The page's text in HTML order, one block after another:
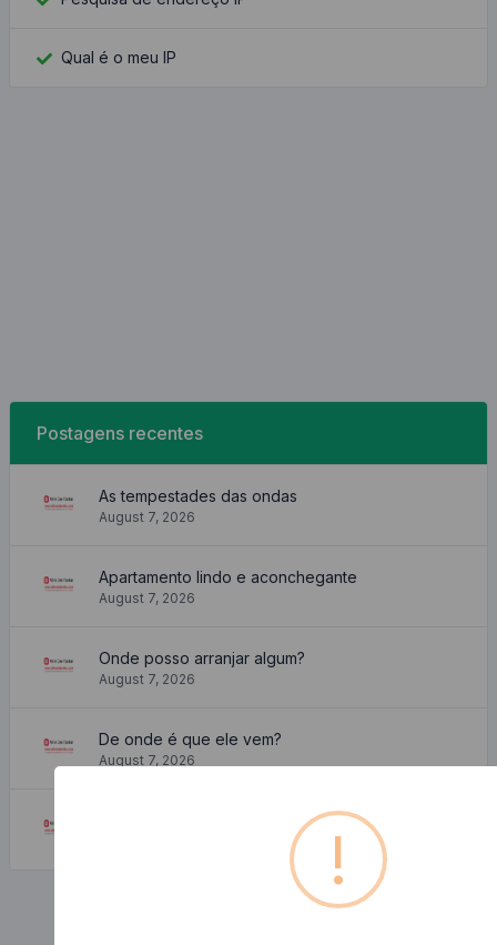
Qual é o meu IP
Postagens recentes
As tempestades das ondas
August 7, 2026
Apartamento lindo e aconchegante
August 7, 2026
Onde posso arranjar algum?
August 7, 2026
De onde é que ele vem?
August 7, 2026
!